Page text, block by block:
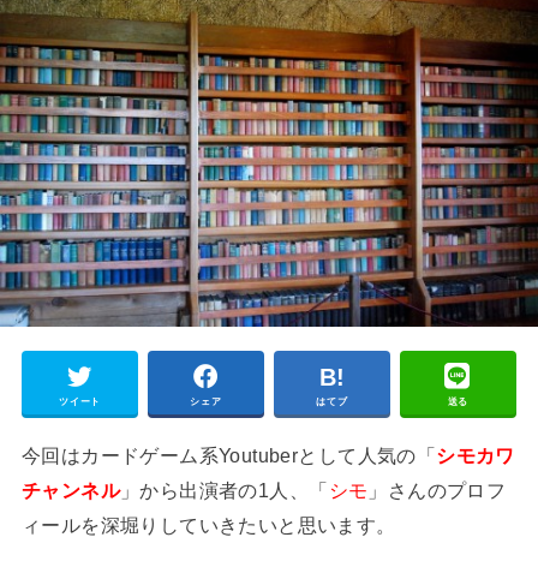
ツイート シェア はてブ 送る
今回はカードゲーム系Youtuberとして人気の「シモカワ
チャンネル」から出演者の1人、「 シモ 」さんのプロフ
ィールを深堀りしていきたいと思います。